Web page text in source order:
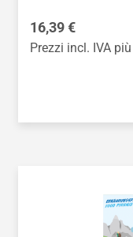
Prezzo normale:
16,39 €
Prezzi incl. IVA